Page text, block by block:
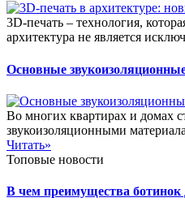
3D-печать – технология,
архитектура не является
Основные
Во многих квартирах и домах
звукоизоляционными
Читать»
Топовые новости
В чем преимущества ботинок